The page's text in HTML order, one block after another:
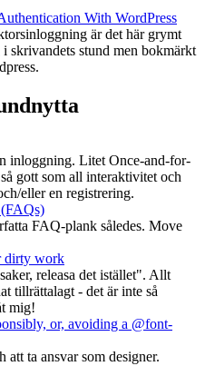
With WordPress
är det här grymt
skrivandets stund men bokmärkt
inloggning. Litet Once-and-for-
gott som all interaktivitet och
eller en registrering.
FAQ-plank således. Move
dirty work
releasa det istället". Allt
tillrättalagt - det är inte så
mig!
or, avoiding a @font-
ta ansvar som designer.